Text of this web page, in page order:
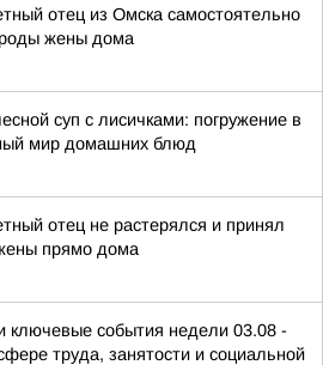
отец из Омска самостоятельно
жены дома
суп с лисичками: погружение в
мир домашних блюд
отец не растерялся и принял
прямо дома
ключевые события недели 03.08 -
труда, занятости и социальной